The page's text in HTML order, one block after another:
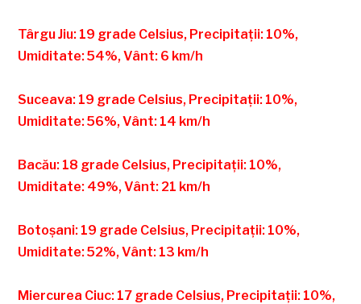
Târgu Jiu: 19 grade Celsius, Precipitații: 10%,
Umiditate: 54%, Vânt: 6 km/h
Suceava: 19 grade Celsius, Precipitații: 10%,
Umiditate: 56%, Vânt: 14 km/h
Bacău: 18 grade Celsius, Precipitații: 10%,
Umiditate: 49%, Vânt: 21 km/h
Botoșani: 19 grade Celsius, Precipitații: 10%,
Umiditate: 52%, Vânt: 13 km/h
Miercurea Ciuc: 17 grade Celsius, Precipitații: 10%,